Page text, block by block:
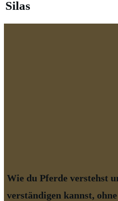
Silas
Wie du Pferde verstehst
verständigen kannst,